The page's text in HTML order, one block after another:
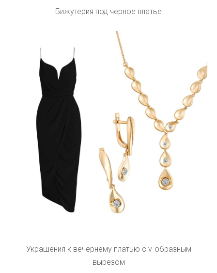
Бижутерия под черное платье
Украшения к вечернему платью с v-образным
вырезом